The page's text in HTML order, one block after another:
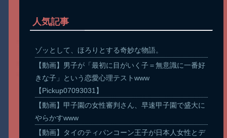
人気記事
ゾッとして、ほろりとする奇妙な物語。
【動画】男子が「最初に目がいく子＝無意識に一番好
きな子」という恋愛心理テストwww
【Pickup07093031】
【動画】甲子園の女性審判さん、早速甲子園で盛大に
やらかすwww
【動画】タイのティパンコーン王子が日本人女性とデ